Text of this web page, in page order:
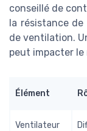
conseillé de
la résistance
de ventilation.
peut impacter
Élément
Ventilateur